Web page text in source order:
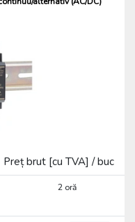
Preț brut [cu TVA] / buc
2 oră